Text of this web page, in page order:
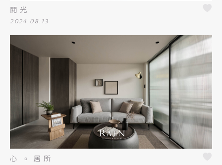
閱光
2024.08.13
心 ৹ 居所